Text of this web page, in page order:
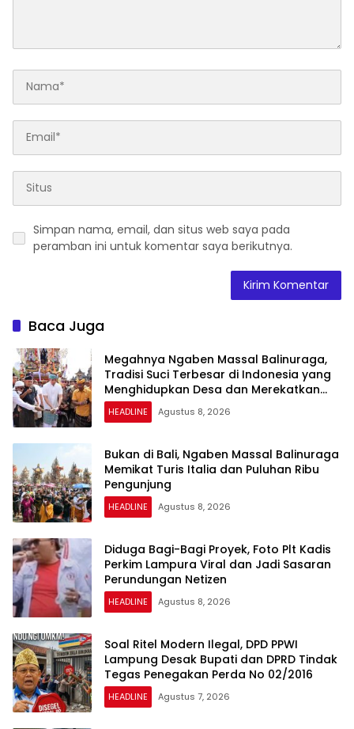
Simpan nama, email, dan situs web saya pada
peramban ini untuk komentar saya berikutnya.
Baca Juga
Megahnya Ngaben Massal Balinuraga,
Tradisi Suci Terbesar di Indonesia yang
Menghidupkan Desa dan Merekatkan
Ikatan Keluarga
HEADLINE Agustus 8, 2026
Bukan di Bali, Ngaben Massal Balinuraga
Memikat Turis Italia dan Puluhan Ribu
Pengunjung
HEADLINE Agustus 8, 2026
Diduga Bagi-Bagi Proyek, Foto Plt Kadis
Perkim Lampura Viral dan Jadi Sasaran
Perundungan Netizen
HEADLINE Agustus 8, 2026
Soal Ritel Modern Ilegal, DPD PPWI
Lampung Desak Bupati dan DPRD Tindak
Tegas Penegakan Perda No 02/2016
HEADLINE Agustus 7, 2026